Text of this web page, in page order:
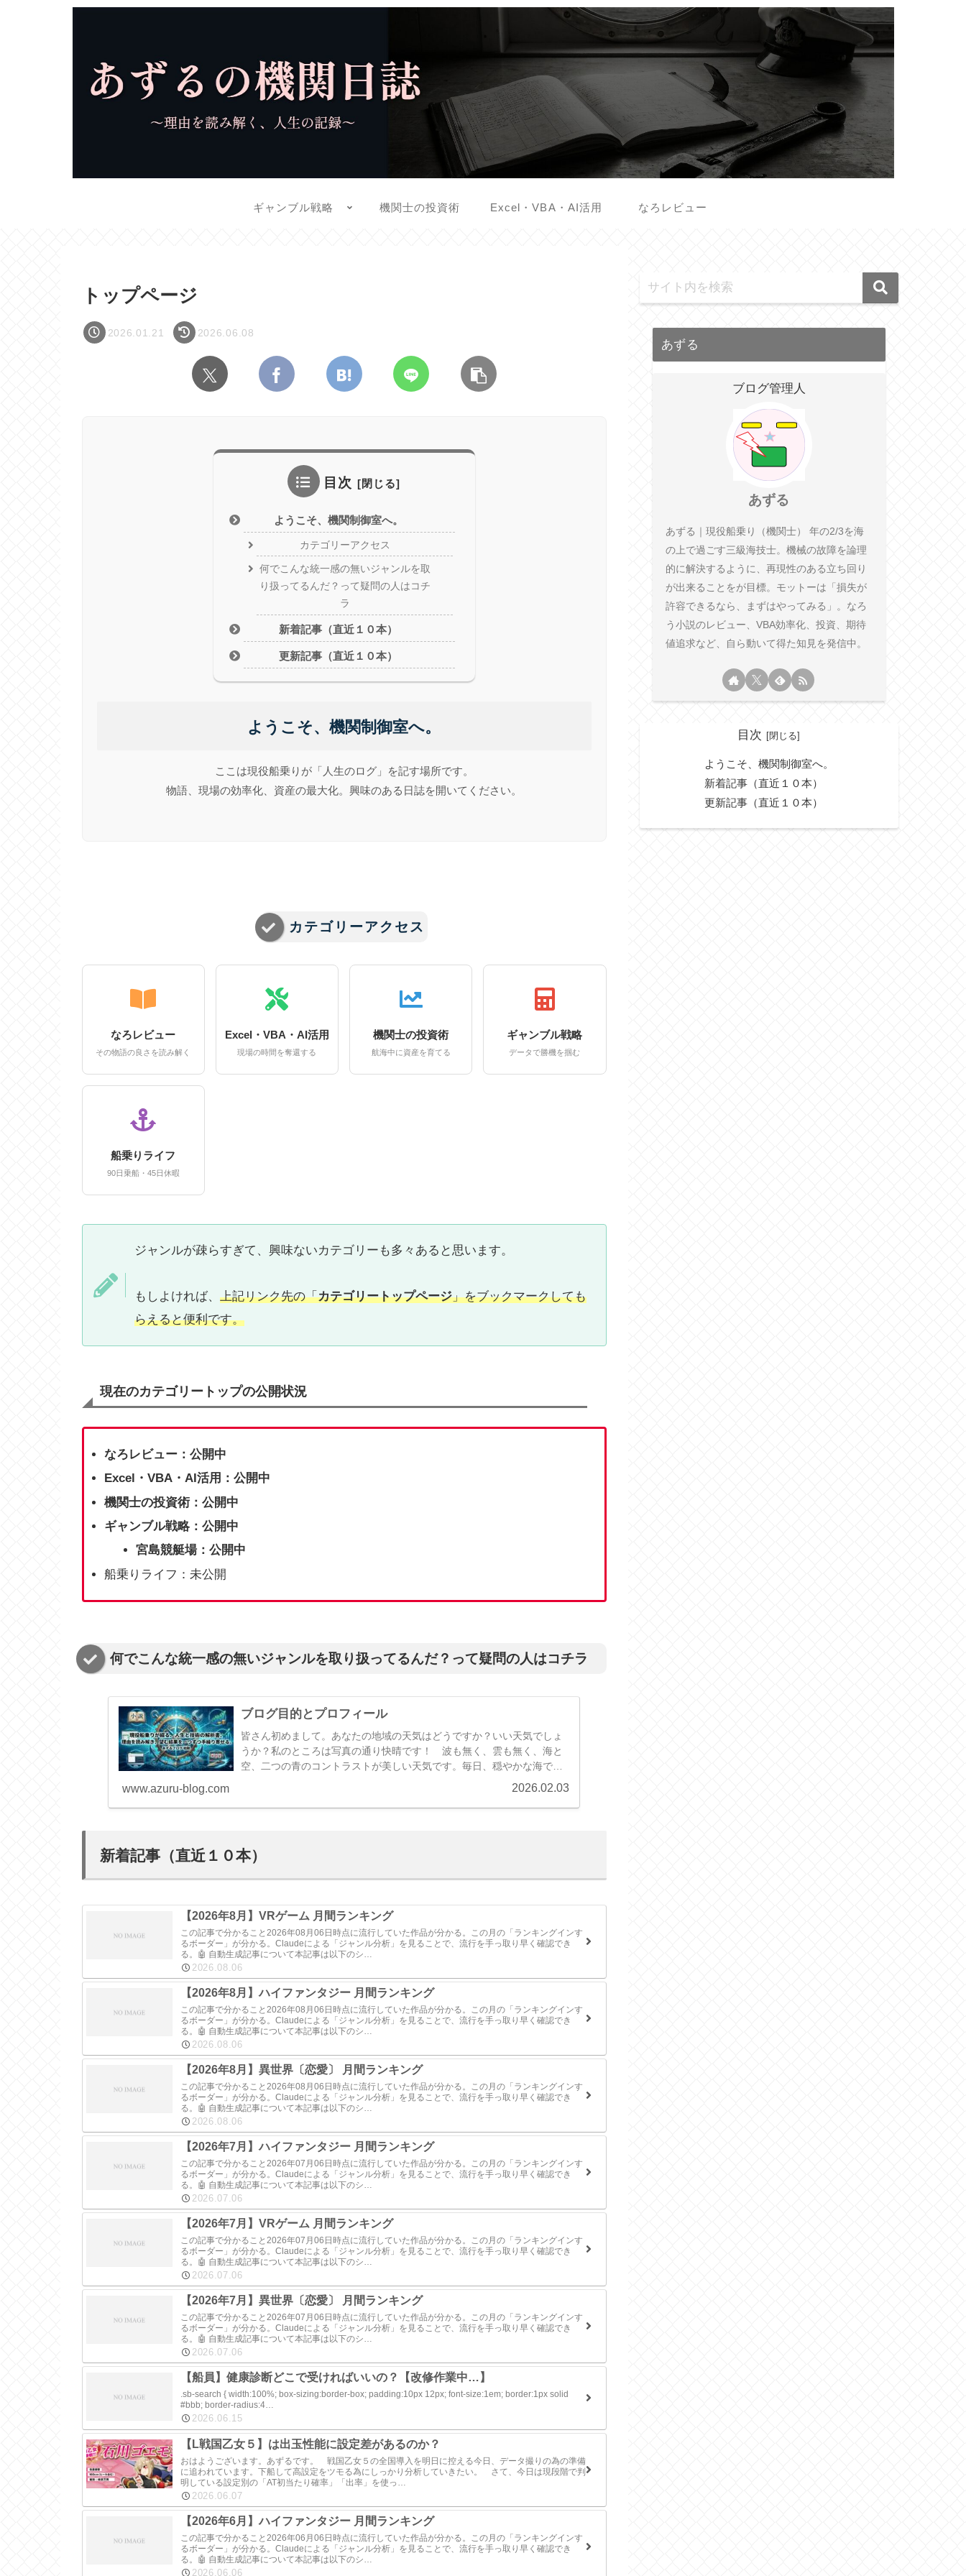
ギャンブル戦略 機関士の投資術 Excel・VBA・AI活用 なろレビュー
トップページ
2026.01.21 2026.06.08
目次
ようこそ、機関制御室へ。
カテゴリーアクセス
何でこんな統一感の無いジャンルを取
り扱ってるんだ？って疑問の人はコチ
ラ
新着記事（直近１０本）
更新記事（直近１０本）
ようこそ、機関制御室へ。
ここは現役船乗りが「人生のログ」を記す場所です。
物語、現場の効率化、資産の最大化。興味のある日誌を開いてください。
カテゴリーアクセス
なろレビュー
その物語の良さを読み解く
Excel・VBA・AI活用
現場の時間を奪還する
機関士の投資術
航海中に資産を育てる
ギャンブル戦略
データで勝機を掴む
船乗りライフ
90日乗船・45日休暇
ジャンルが疎らすぎて、興味ないカテゴリーも多々あると思います。
もしよければ、 上記リンク先の「カテゴリートップページ」をブックマークしても
らえると便利です。
現在のカテゴリートップの公開状況
なろレビュー：公開中
Excel・VBA・AI活用：公開中
機関士の投資術：公開中
ギャンブル戦略：公開中
宮島競艇場：公開中
船乗りライフ：未公開
何でこんな統一感の無いジャンルを取り扱ってるんだ？って疑問の人はコチラ
ブログ目的とプロフィール
皆さん初めまして。あなたの地域の天気はどうですか？いい天気でしょ
うか？私のところは写真の通り快晴です！ 波も無く、雲も無く、海と
空、二つの青のコントラストが美しい天気です。毎日、穏やかな海であ
www.azuru-blog.com 2026.02.03
新着記事（直近１０本）
【2026年8月】VRゲーム 月間ランキング
この記事で分かること2026年08月06日時点に流行していた作品が分かる。この月の「ランキングインす
るボーダー」が分かる。Claudeによる「ジャンル分析」を見ることで、流行を手っ取り早く確認でき
る。🤖 自動生成記事について本記事は以下のシ…
2026.08.06
【2026年8月】ハイファンタジー 月間ランキング
この記事で分かること2026年08月06日時点に流行していた作品が分かる。この月の「ランキングインす
るボーダー」が分かる。Claudeによる「ジャンル分析」を見ることで、流行を手っ取り早く確認でき
る。🤖 自動生成記事について本記事は以下のシ…
2026.08.06
【2026年8月】異世界〔恋愛〕 月間ランキング
この記事で分かること2026年08月06日時点に流行していた作品が分かる。この月の「ランキングインす
るボーダー」が分かる。Claudeによる「ジャンル分析」を見ることで、流行を手っ取り早く確認でき
る。🤖 自動生成記事について本記事は以下のシ…
2026.08.06
【2026年7月】ハイファンタジー 月間ランキング
この記事で分かること2026年07月06日時点に流行していた作品が分かる。この月の「ランキングインす
るボーダー」が分かる。Claudeによる「ジャンル分析」を見ることで、流行を手っ取り早く確認でき
る。🤖 自動生成記事について本記事は以下のシ…
2026.07.06
【2026年7月】VRゲーム 月間ランキング
この記事で分かること2026年07月06日時点に流行していた作品が分かる。この月の「ランキングインす
るボーダー」が分かる。Claudeによる「ジャンル分析」を見ることで、流行を手っ取り早く確認でき
る。🤖 自動生成記事について本記事は以下のシ…
2026.07.06
【2026年7月】異世界〔恋愛〕 月間ランキング
この記事で分かること2026年07月06日時点に流行していた作品が分かる。この月の「ランキングインす
るボーダー」が分かる。Claudeによる「ジャンル分析」を見ることで、流行を手っ取り早く確認でき
る。🤖 自動生成記事について本記事は以下のシ…
2026.07.06
【船員】健康診断どこで受ければいいの？【改修作業中…】
.sb-search { width:100%; box-sizing:border-box; padding:10px 12px; font-size:1em; border:1px solid
#bbb; border-radius:4…
2026.06.15
【L戦国乙女５】は出玉性能に設定差があるのか？
おはようございます。あずるです。 戦国乙女５の全国導入を明日に控える今日、データ撮りの為の準備
に追われています。下船して高設定をツモる為にしっかり分析していきたい。 さて、今日は現段階で判
明している設定別の「AT初当たり確率」「出率」を使っ…
2026.06.07
【2026年6月】ハイファンタジー 月間ランキング
この記事で分かること2026年06月06日時点に流行していた作品が分かる。この月の「ランキングインす
るボーダー」が分かる。Claudeによる「ジャンル分析」を見ることで、流行を手っ取り早く確認でき
る。🤖 自動生成記事について本記事は以下のシ…
2026.06.06
あずる
ブログ管理人
あずる
あずる｜現役船乗り（機関士） 年の2/3を海
の上で過ごす三級海技士。機械の故障を論理
的に解決するように、再現性のある立ち回り
が出来ることをが目標。モットーは「損失が
許容できるなら、まずはやってみる」。なろ
う小説のレビュー、VBA効率化、投資、期待
値追求など、自ら動いて得た知見を発信中。
目次
ようこそ、機関制御室へ。
新着記事（直近１０本）
更新記事（直近１０本）